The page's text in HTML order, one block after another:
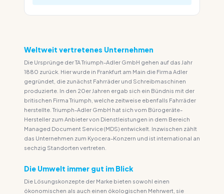
Weltweit vertretenes Unternehmen
Die Ursprünge der TA Triumph-Adler GmbH gehen auf das Jahr
1880 zurück. Hier wurde in Frankfurt am Main die Firma Adler
gegründet, die zunächst Fahrräder und Schreibmaschinen
produzierte. In den 20er Jahren ergab sich ein Bündnis mit der
britischen Firma Triumph, welche zeitweise ebenfalls Fahrräder
herstellte. Triumph-Adler GmbH hat sich vom Bürogeräte-
Hersteller zum Anbieter von Dienstleistungen in dem Bereich
Managed Document Service (MDS) entwickelt. Inzwischen zählt
das Unternehmen zum Kyocera-Konzern und ist international an
sechzig Standorten vertreten.
Die Umwelt immer gut im Blick
Die Lösungskonzepte der Marke bieten sowohl einen
ökonomischen als auch einen ökologischen Mehrwert, sie